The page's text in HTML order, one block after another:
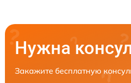
Нужна
Закажите бесплатную